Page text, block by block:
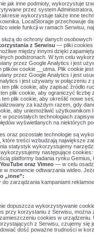
jak inne podmioty, wykorzystuje
przez system
wykorzystuje także inne
LocalStorage przechowuje
wiele funkcji w ramach Serwisu,
do ochrony danych osobowych
z Serwisu — pliki cookies
między innymi dzięki
podstronach. W tym celu
przez Google Analytics i jest
cookie __utma. Plik cookie
przez Google Analytics i jest
i jest używany w połączeniu
ten plik cookie, aby zapisać źródło
plik cookie, aby ograniczyć liczbę
ten plik cookie, aby określić nowe
za każdym razem, gdy
aby uniemożliwić
pozostałych technologiach
wyświetlanych na niektórych
oraz pozostałe technologie są
które treści wzbudzają największe
statystyk wykorzystujemy
następujące cookies:
platformy badania rynku
oraz Vimeo — w celu
w momencie odtwarzania wideo.
„inne”:
zarządzania kampaniami
dopuszcza wykorzystywanie
przy korzystaniu z Serwisu, można
cookies w urządzeniu.
z Serwisu, czujemy się
dość poważne trudności w